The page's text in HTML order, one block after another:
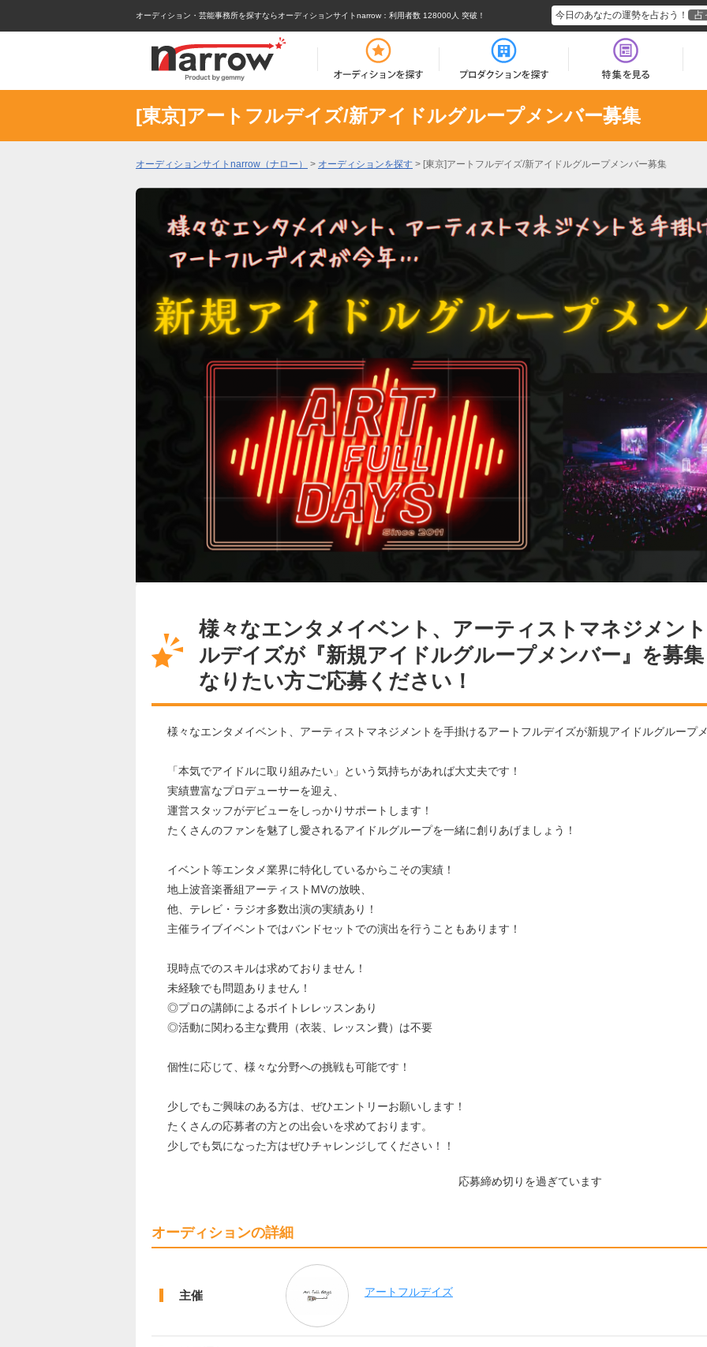
オーディション・芸能事務所を探すならオーディションサイトnarrow ：利用者数 128000人 突破！ 今日のあなたの運勢を占おう！ 占
[東京]アートフルデイズ/新アイドルグループメンバー募集
オーディションサイトnarrow（ナロー） > オーディションを探す > [東京]アートフルデイズ/新アイドルグループメンバー募集
様々なエンタメイベント、アーティストマネジメン
ルデイズが『新規アイドルグループメンバー』を募
なりたい方ご応募ください！
様々なエンタメイベント、アーティストマネジメントを手掛けるアートフルデイズが新規アイドルグループ
「本気でアイドルに取り組みたい」という気持ちがあれば大丈夫です！
実績豊富なプロデューサーを迎え、
運営スタッフがデビューをしっかりサポートします！
たくさんのファンを魅了し愛されるアイドルグループを一緒に創りあげましょう！
イベント等エンタメ業界に特化しているからこその実績！
地上波音楽番組アーティストMVの放映、
他、テレビ・ラジオ多数出演の実績あり！
主催ライブイベントではバンドセットでの演出を行うこともあります！
現時点でのスキルは求めておりません！
未経験でも問題ありません！
◎プロの講師によるボイトレレッスンあり
◎活動に関わる主な費用（衣装、レッスン費）は不要
個性に応じて、様々な分野への挑戦も可能です！
少しでもご興味のある方は、ぜひエントリーお願いします！
たくさんの応募者の方との出会いを求めております。
少しでも気になった方はぜひチャレンジしてください！！
応募締め切りを過ぎています
オーディションの詳細
主催 アートフルデイズ